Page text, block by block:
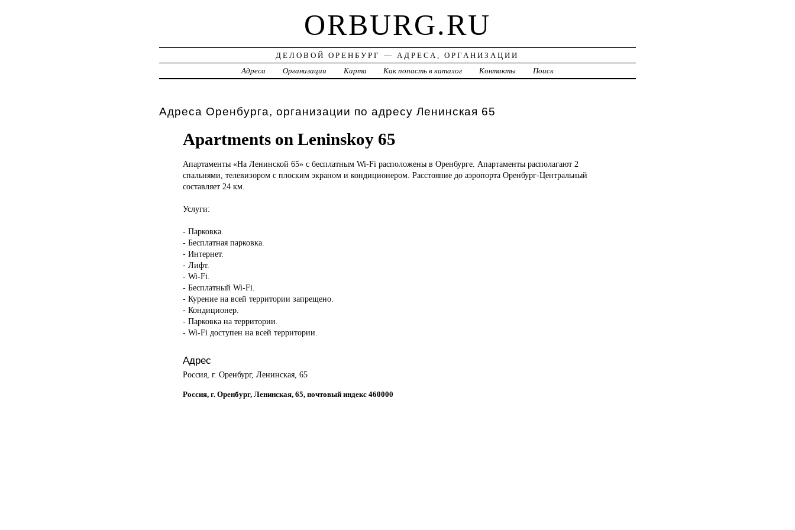
ORBURG.RU
ДЕЛОВОЙ ОРЕНБУРГ — АДРЕСА, ОРГАНИЗАЦИИ
Адреса
Организации Карта Как попасть в каталог Контакты Поиск
Адреса Оренбурга, организации по адресу Ленинская 65
Apartments on Leninskoy 65
Апартаменты «На Ленинской 65» с бесплатным Wi-Fi расположены в Оренбурге. Апартаменты располагают 2
спальнями, телевизором с плоским экраном и кондиционером. Расстояние до аэропорта Оренбург-Центральный
составляет 24 км.
Услуги:
- Парковка.
- Бесплатная парковка.
- Интернет.
- Лифт.
- Wi-Fi.
- Бесплатный Wi-Fi.
- Курение на всей территории запрещено.
- Кондиционер.
- Парковка на территории.
- Wi-Fi доступен на всей территории.
Адрес
Россия, г. Оренбург, Ленинская, 65
Россия, г. Оренбург, Ленинская, 65, почтовый индекс 460000